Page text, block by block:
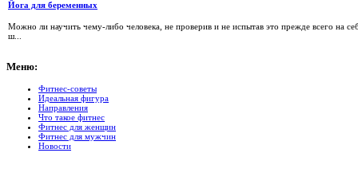
Йога для беременных
Можно ли научить чему-либо человека, не проверив и не испытав это прежде всего на
ш...
Меню:
Фитнес-советы
Идеальная фигура
Направления
Что такое фитнес
Фитнес для женщин
Фитнес для мужчин
Новости